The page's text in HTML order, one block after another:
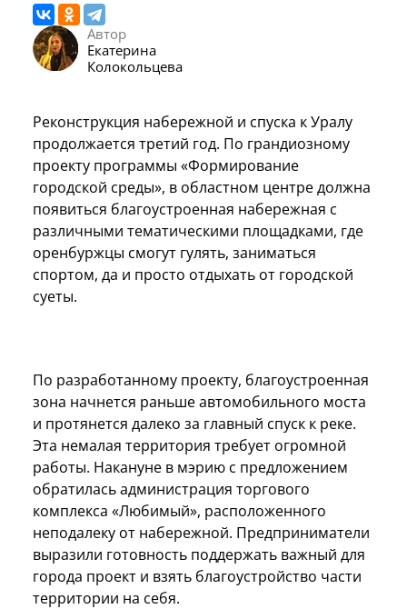
Автор
Екатерина
Колокольцева
Реконструкция набережной и спуска к Уралу
продолжается третий год. По грандиозному
проекту программы «Формирование
городской среды», в областном центре должна
появиться благоустроенная набережная с
различными тематическими площадками, где
оренбуржцы смогут гулять, заниматься
спортом, да и просто отдыхать от городской
суеты.
По разработанному проекту, благоустроенная
зона начнется раньше автомобильного моста
и протянется далеко за главный спуск к реке.
Эта немалая территория требует огромной
работы. Накануне в мэрию с предложением
обратилась администрация торгового
комплекса «Любимый», расположенного
неподалеку от набережной. Предприниматели
выразили готовность поддержать важный для
города проект и взять благоустройство части
территории на себя.